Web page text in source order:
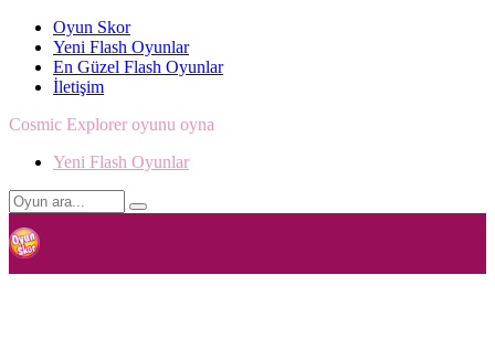
Oyun Skor
Yeni Flash Oyunlar
En Güzel Flash Oyunlar
İletişim
Cosmic Explorer oyunu oyna
Yeni Flash Oyunlar